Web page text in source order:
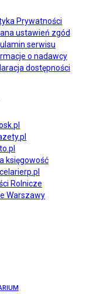
Prywatności
ustawień zgód
serwisu
o nadawcy
dostępności
księgowość
Rolnicze
Warszawy